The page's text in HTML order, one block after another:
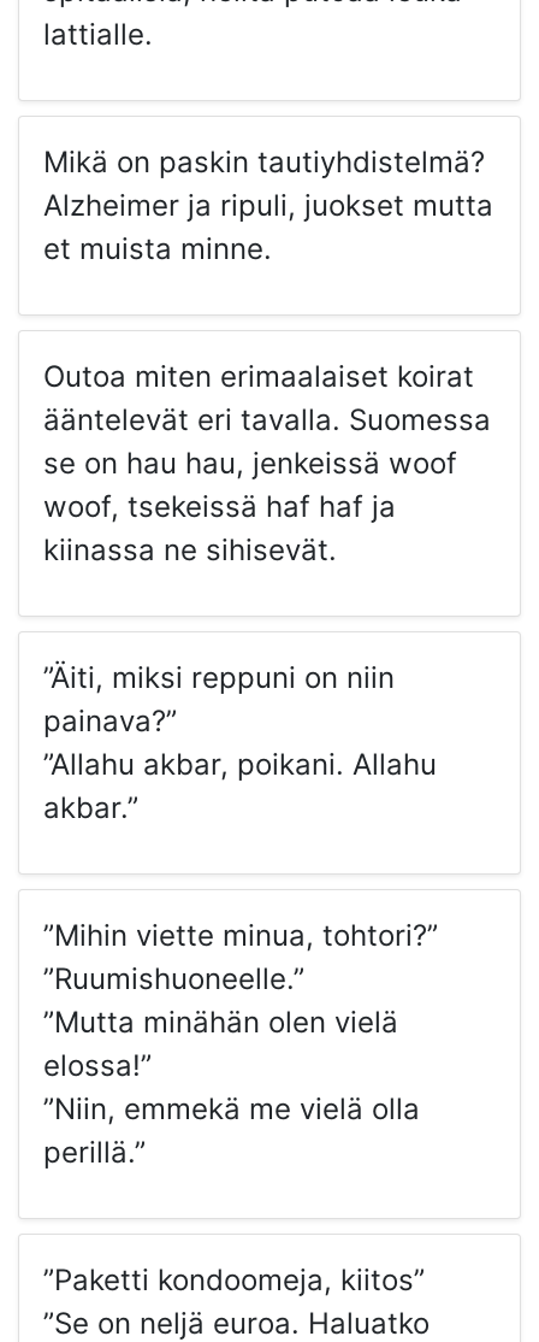
lattialle.
Mikä on paskin tautiyhdistelmä?
Alzheimer ja ripuli, juokset mutta
et muista minne.
Outoa miten erimaalaiset koirat
ääntelevät eri tavalla. Suomessa
se on hau hau, jenkeissä woof
woof, tsekeissä haf haf ja
kiinassa ne sihisevät.
”Äiti, miksi reppuni on niin
painava?”
”Allahu akbar, poikani. Allahu
akbar.”
”Mihin viette minua, tohtori?”
”Ruumishuoneelle.”
”Mutta minähän olen vielä
elossa!”
”Niin, emmekä me vielä olla
perillä.”
”Paketti kondoomeja, kiitos”
”Se on neljä euroa. Haluatko